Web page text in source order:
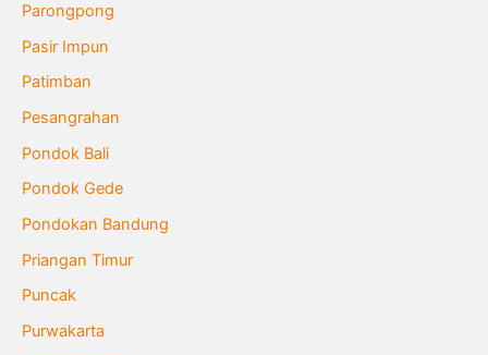
Parongpong
Pasir Impun
Patimban
Pesangrahan
Pondok Bali
Pondok Gede
Pondokan Bandung
Priangan Timur
Puncak
Purwakarta